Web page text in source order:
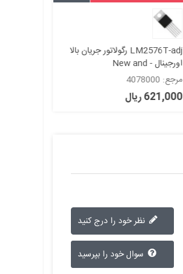
LM2576T-adj رگولاتور جریان بالا
اورجینال - New and
original+گارانتی
مرجع: 4078000
621,000 ریال
سوال خود را بپرسید